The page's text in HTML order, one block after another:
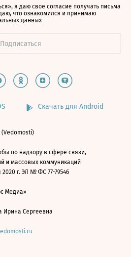
я даю свое согласие получать письма
что ознакомился и принимаю
данных
Скачать для Android
(Vedomosti)
по надзору в сфере связи,
и массовых коммуникаций
г. ЭЛ № ФС 77-79546
Медиа»
Ирина Сергеевна